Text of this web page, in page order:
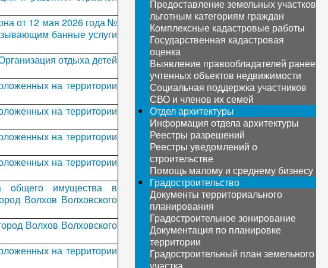
от 12 мая 2026 года №
банные услуги
отдыха детей
на территории
на территории
на территории
на территории
общего имущества в
Волхов Волховского
Волхов Волховского
на территории
Предоставление земельных участков
льготным категориям граждан
Комплексные кадастровые работы
Государственная кадастровая
оценка
Выявление правообладателей ранее
учтенных объектов недвижимости
Социальная поддержка участников
СВО и членов их семей
Отдел архитектуры
Информация отдела архитектуры
Реестры разрешений
Реестры уведомлений о
строительстве
Помощь малому и среднему бизнесу
Градостроительство
Документы территориального
планирования
Градостроительное зонирование
Документация по планировке
территории
Градостроительный план земельного